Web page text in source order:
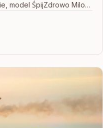
model ŚpijZdrowo Milo